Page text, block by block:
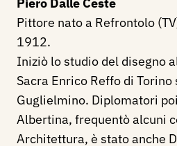
Pittore nato a Refrontolo
1912.
Iniziò lo studio del disegno
Sacra Enrico Reffo di
Guglielmino. Diplomatori
Albertina, frequentò alcuni
Architettura, è stato anche